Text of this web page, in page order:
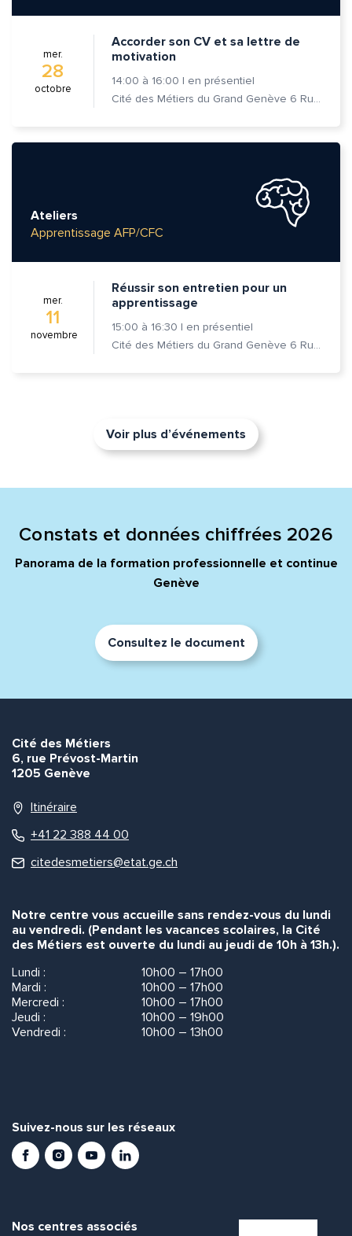
mer.
28
octobre
Accorder son CV et sa lettre de
motivation
14:00 à 16:00 | en présentiel
Cité des Métiers du Grand Genève 6 Rue Prévost-Martin 1205 Genève
Ateliers
Apprentissage AFP/CFC
mer.
11
novembre
Réussir son entretien pour un
apprentissage
15:00 à 16:30 | en présentiel
Cité des Métiers du Grand Genève 6 Rue Prévost-Martin 1205 Genève
Voir plus d’événements
Constats et données chiffrées 2026
Panorama de la formation professionnelle et continue
Genève
Consultez le document
Cité des Métiers
6, rue Prévost-Martin
1205 Genève
Itinéraire
+41 22 388 44 00
citedesmetiers@etat.ge.ch
Notre centre vous accueille sans rendez-vous du lundi
au vendredi. (Pendant les vacances scolaires, la Cité
des Métiers est ouverte du lundi au jeudi de 10h à 13h.).
Lundi :
10h00 – 17h00
Mardi :
10h00 – 17h00
Mercredi :
10h00 – 17h00
Jeudi :
10h00 – 19h00
Vendredi :
10h00 – 13h00
Suivez-nous sur les réseaux
FacebookInstagramYoutubeLinkedIn
Nos centres associés